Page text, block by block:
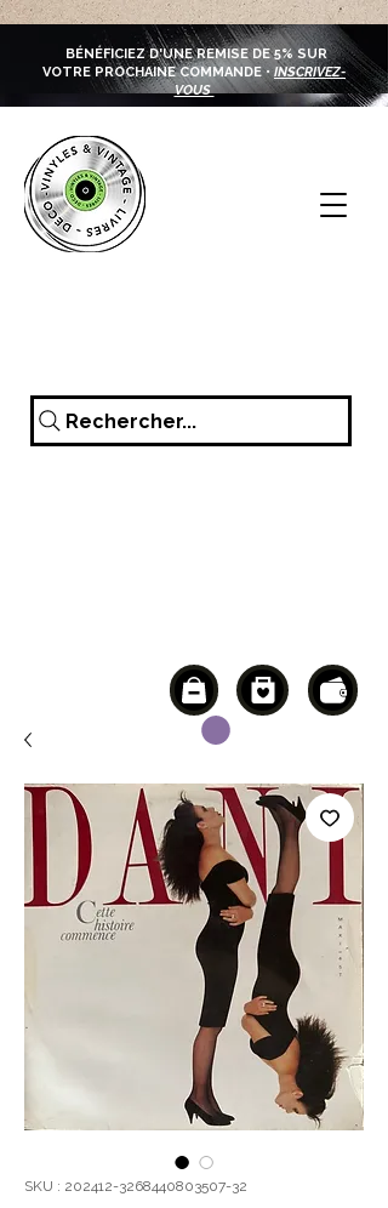
BÉNÉFICIEZ D'UNE REMISE DE 5% SUR
VOTRE PROCHAINE COMMANDE • INSCRIVEZ-
VOUS
Rechercher...
SKU : 202412-3268440803507-32